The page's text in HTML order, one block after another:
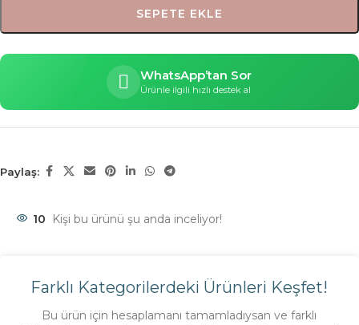
SEPETE EKLE
WhatsApp’tan Sor
Ürünle ilgili hızlı destek al
Paylaş:
10 Kişi bu ürünü şu anda inceliyor!
Farklı Kategorilerdeki Ürünleri Keşfet!
Bu ürün için hesaplamanı tamamladıysan ve farklı